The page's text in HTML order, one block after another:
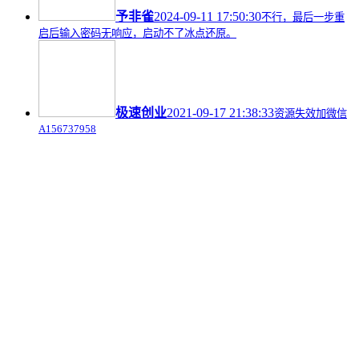
予非雀2024-09-11 17:50:30不行，最后一步重
启后输入密码无响应，启动不了冰点还原。
极速创业2021-09-17 21:38:33资源失效加微信
A156737958